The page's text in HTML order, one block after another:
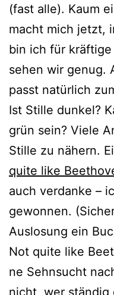
(fast alle). Kaum
macht mich jetzt,
bin ich für
sehen wir genug.
passt natür­lich
Ist Stille dun­kel?
grün sein? Viele
Stille zu nähern.
quite like
auch ver­dan­ke –
gewon­nen.
Auslosung ein
Not quite like
ne Sehnsucht
nicht, wer stän­dig